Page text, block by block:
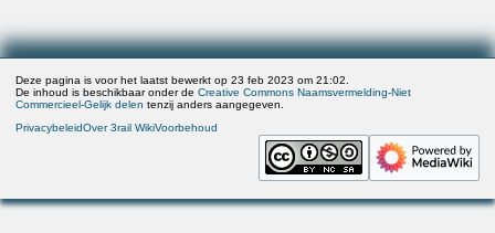
Deze pagina is voor het laatst bewerkt op 23 feb 2023 om 21:02.
De inhoud is beschikbaar onder deCreative Commons Naamsvermelding-Niet
Commercieel-Gelijk delen tenzij anders aangegeven.
PrivacybeleidOver 3rail WikiVoorbehoud